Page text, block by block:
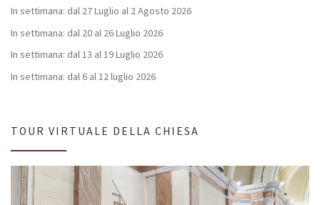
In settimana: dal 27 Luglio al 2 Agosto 2026
In settimana: dal 20 al 26 Luglio 2026
In settimana: dal 13 al 19 Luglio 2026
In settimana: dal 6 al 12 luglio 2026
TOUR VIRTUALE DELLA CHIESA
Video
Player